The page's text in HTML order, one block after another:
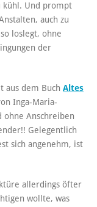
kühl. Und prompt
auch zu
loslegt, ohne
der
aus dem Buch Altes
Inga-Maria-
ohne Anschreiben
Gelegentlich
sich angenehm, ist
allerdings öfter
wollte, was